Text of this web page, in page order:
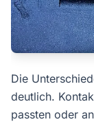
Die
deutlich.
passten oder